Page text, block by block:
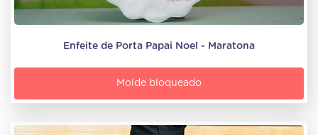
Enfeite de Porta Papai Noel - Maratona
Molde bloqueado